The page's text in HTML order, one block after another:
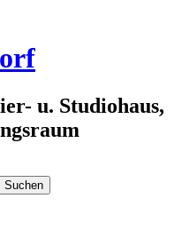
u. Studiohaus,